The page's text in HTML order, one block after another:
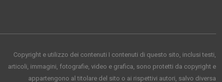
Copyright e utilizzo dei contenuti I contenuti di questo sito, inclusi testi,
articoli, immagini, fotografie, video e grafica, sono protetti da copyright e
appartengono al titolare del sito o ai rispettivi autori, salvo diversa